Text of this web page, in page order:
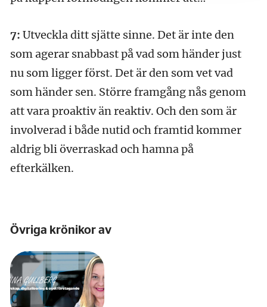
7: Utveckla ditt sjätte sinne. Det är inte den
som agerar snabbast på vad som händer just
nu som ligger först. Det är den som vet vad
som händer sen. Större framgång nås genom
att vara proaktiv än reaktiv. Och den som är
involverad i både nutid och framtid kommer
aldrig bli överraskad och hamna på
efterkälken.
Övriga krönikor av